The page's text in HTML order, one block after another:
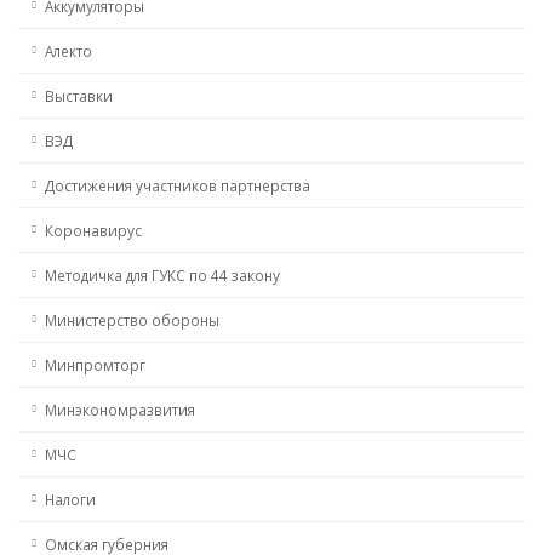
Аккумуляторы
Алекто
Выставки
ВЭД
Достижения участников партнерства
Коронавирус
Методичка для ГУКС по 44 закону
Министерство обороны
Минпромторг
Минэкономразвития
МЧС
Налоги
Омская губерния